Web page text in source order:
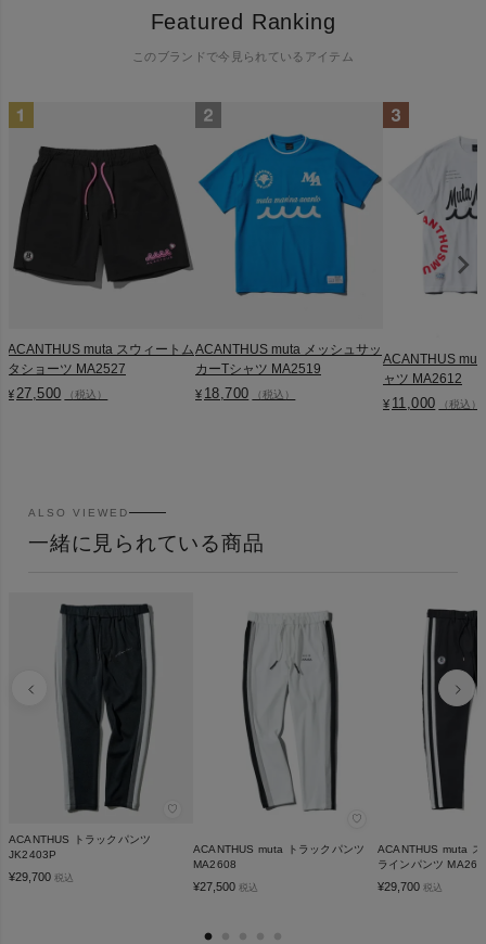
Featured Ranking
このブランドで今見られているアイテム
ACANTHUS muta スウィートム
タショーツ MA2527
¥ 27,500 （税込）
ACANTHUS muta メッシュサッ
カーTシャツ MA2519
¥ 18,700 （税込）
ACANTHUS
ャツ MA2612
¥ 11,000 （税込）
ALSO VIEWED
一緒に見られている商品
♡
ACANTHUS トラックパンツ
JK2403P
¥29,700 税込
♡
ACANTHUS muta トラックパンツ
MA2608
¥27,500 税込
ACANTHUS muta ス
ラインパンツ
¥29,700 税込